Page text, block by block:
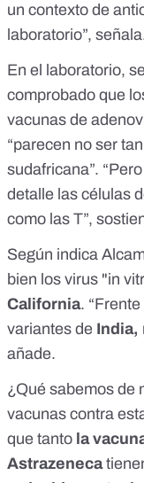
un contexto de
laboratorio”,
En el laboratorio,
comprobado que
vacunas de
“parecen no ser
sudafricana”.
detalle las células
como las T”,
Según indica
bien los virus "in
California.
variantes de India,
añade.
¿Qué sabemos de
vacunas contra
que tanto la
Astrazeneca